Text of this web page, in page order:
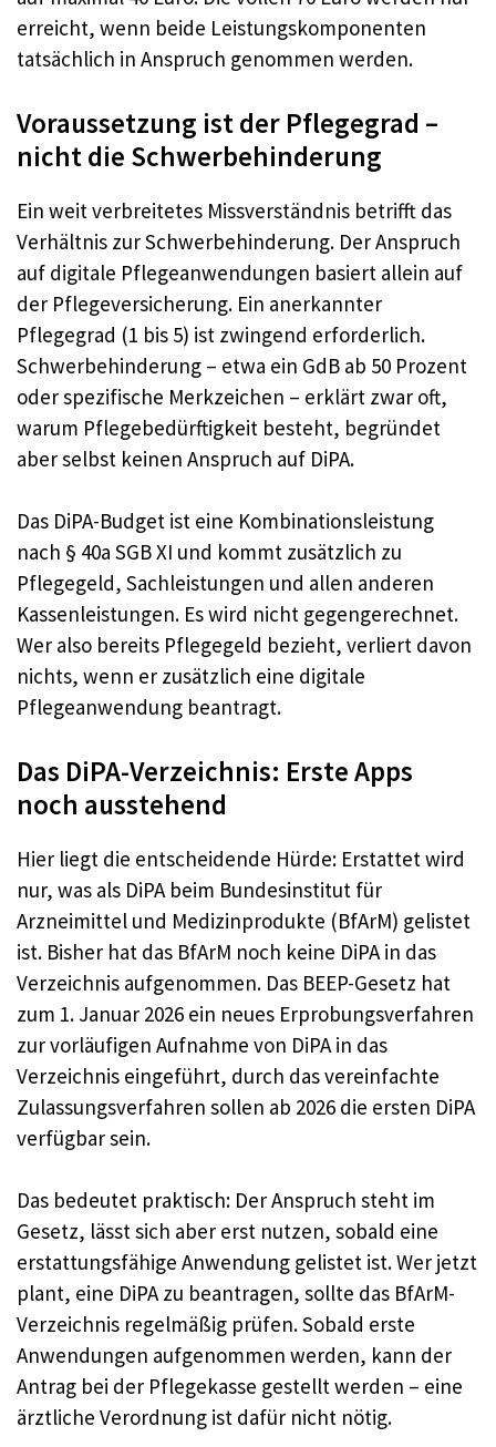
erreicht, wenn beide Leistungskomponenten
tatsächlich in Anspruch genommen werden.
Voraussetzung ist der Pflegegrad –
nicht die Schwerbehinderung
Ein weit verbreitetes Missverständnis betrifft das
Verhältnis zur Schwerbehinderung. Der Anspruch
auf digitale Pflegeanwendungen basiert allein auf
der Pflegeversicherung. Ein anerkannter
Pflegegrad (1 bis 5) ist zwingend erforderlich.
Schwerbehinderung – etwa ein GdB ab 50 Prozent
oder spezifische Merkzeichen – erklärt zwar oft,
warum Pflegebedürftigkeit besteht, begründet
aber selbst keinen Anspruch auf DiPA.
Das DiPA-Budget ist eine Kombinationsleistung
nach § 40a SGB XI und kommt zusätzlich zu
Pflegegeld, Sachleistungen und allen anderen
Kassenleistungen. Es wird nicht gegengerechnet.
Wer also bereits Pflegegeld bezieht, verliert davon
nichts, wenn er zusätzlich eine digitale
Pflegeanwendung beantragt.
Das DiPA-Verzeichnis: Erste Apps
noch ausstehend
Hier liegt die entscheidende Hürde: Erstattet wird
nur, was als DiPA beim Bundesinstitut für
Arzneimittel und Medizinprodukte (BfArM) gelistet
ist. Bisher hat das BfArM noch keine DiPA in das
Verzeichnis aufgenommen. Das BEEP-Gesetz hat
zum 1. Januar 2026 ein neues Erprobungsverfahren
zur vorläufigen Aufnahme von DiPA in das
Verzeichnis eingeführt, durch das vereinfachte
Zulassungsverfahren sollen ab 2026 die ersten DiPA
verfügbar sein.
Das bedeutet praktisch: Der Anspruch steht im
Gesetz, lässt sich aber erst nutzen, sobald eine
erstattungsfähige Anwendung gelistet ist. Wer jetzt
plant, eine DiPA zu beantragen, sollte das BfArM-
Verzeichnis regelmäßig prüfen. Sobald erste
Anwendungen aufgenommen werden, kann der
Antrag bei der Pflegekasse gestellt werden – eine
ärztliche Verordnung ist dafür nicht nötig.